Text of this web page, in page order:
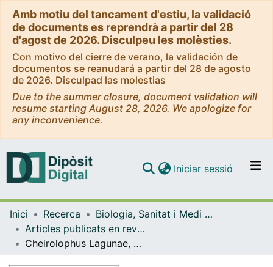
Amb motiu del tancament d'estiu, la validació
de documents es reprendrà a partir del 28
d'agost de 2026. Disculpeu les molèsties.
Con motivo del cierre de verano, la validación de
documentos se reanudará a partir del 28 de agosto
de 2026. Disculpad las molestias
Due to the summer closure, document validation will
resume starting August 28, 2026. We apologize for
any inconvenience.
Navega per tot el DD
Iniciar sessió (current)
Inici Recerca
Biologia, Sanitat i Medi Ambient
Articles publicats en revistes (Biologia, Sanitat i Medi Ambient)
Cheirolophus Lagunae, SP Nov. (Asteraceae), Endemis iberolevantino